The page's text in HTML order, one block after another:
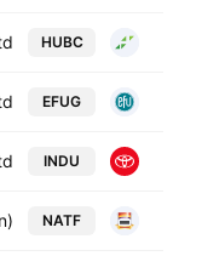
HUBC
EFUG
INDU
NATF